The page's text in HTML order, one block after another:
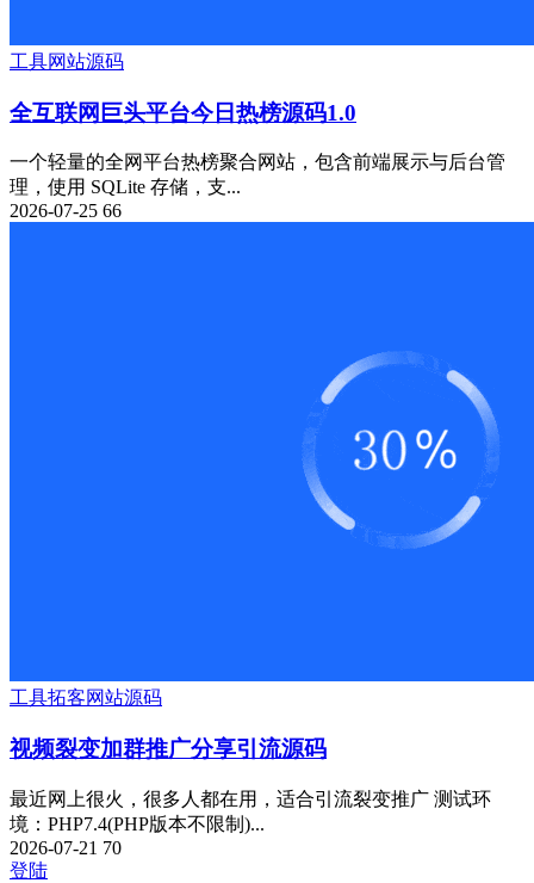
工具网站源码
全互联网巨头平台今日热榜源码1.0
一个轻量的全网平台热榜聚合网站，包含前端展示与后台管
理，使用 SQLite 存储，支...
2026-07-25 66
工具拓客网站源码
视频裂变加群推广分享引流源码
最近网上很火，很多人都在用，适合引流裂变推广 测试环
境：PHP7.4(PHP版本不限制)...
2026-07-21 70
登陆